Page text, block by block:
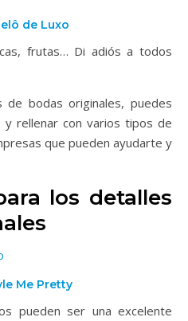
de Luxo
frutas… Di adiós a todos
bodas originales, puedes
y rellenar con varios tipos de
que pueden ayudarte y
los detalles
Me Pretty
pueden ser una excelente